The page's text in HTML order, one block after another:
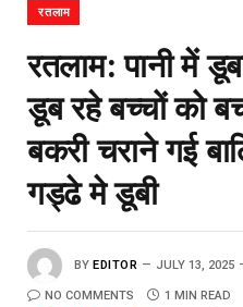
रतलाम
रतलाम: पानी में
डूब रहे बच्चों को
बकरी चराने गई
गड्ढे मे डूबी
BY EDITOR JULY 13, 2025
NO COMMENTS 1 MIN READ